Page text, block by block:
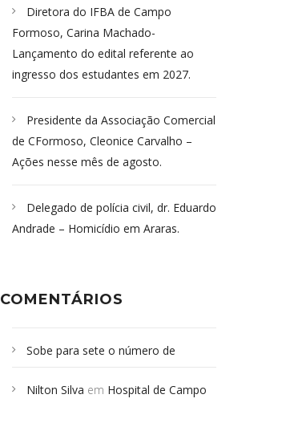
Diretora do IFBA de Campo
Formoso, Carina Machado-
Lançamento do edital referente ao
ingresso dos estudantes em 2027.
Presidente da Associação Comercial
de CFormoso, Cleonice Carvalho –
Ações nesse mês de agosto.
Delegado de polícia civil, dr. Eduardo
Andrade – Homicídio em Araras.
COMENTÁRIOS
Sobe para sete o número de
desabamento em São Paulo - Revista
Nilton Silva em Hospital de Campo